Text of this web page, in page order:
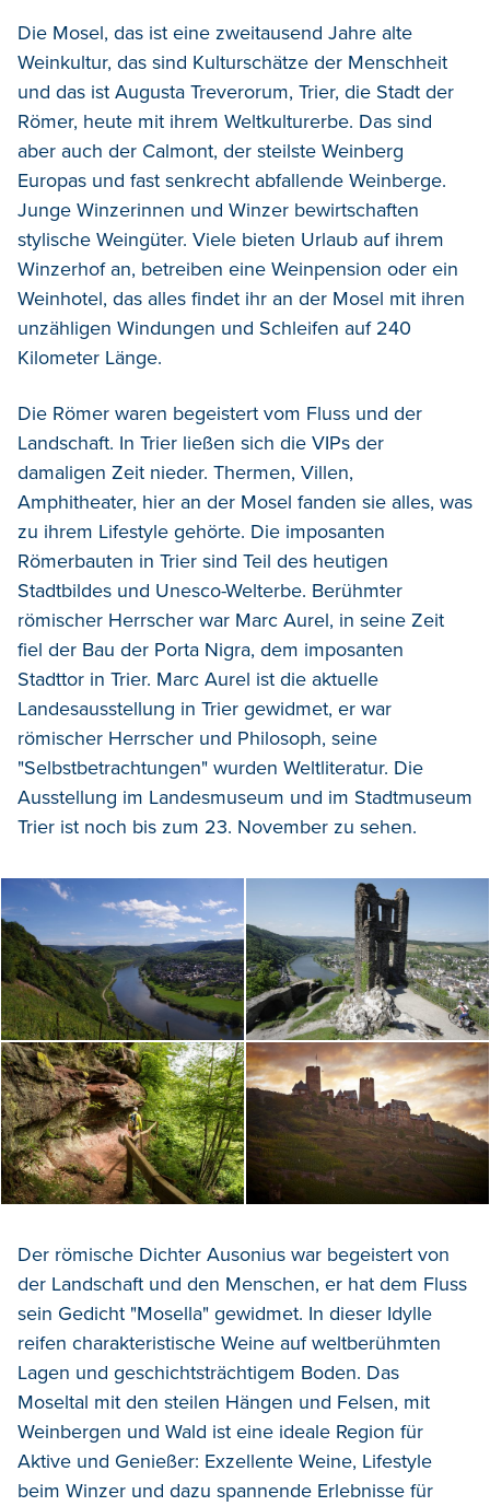
Die Mosel, das ist eine zweitausend Jahre alte
Weinkultur, das sind Kulturschätze der Menschheit
und das ist Augusta Treverorum, Trier, die Stadt der
Römer, heute mit ihrem Weltkulturerbe. Das sind
aber auch der Calmont, der steilste Weinberg
Europas und fast senkrecht abfallende Weinberge.
Junge Winzerinnen und Winzer bewirtschaften
stylische Weingüter. Viele bieten Urlaub auf ihrem
Winzerhof an, betreiben eine Weinpension oder ein
Weinhotel, das alles findet ihr an der Mosel mit ihren
unzähligen Windungen und Schleifen auf 240
Kilometer Länge.
Die Römer waren begeistert vom Fluss und der
Landschaft. In Trier ließen sich die VIPs der
damaligen Zeit nieder. Thermen, Villen,
Amphitheater, hier an der Mosel fanden sie alles, was
zu ihrem Lifestyle gehörte. Die imposanten
Römerbauten in Trier sind Teil des heutigen
Stadtbildes und Unesco-Welterbe. Berühmter
römischer Herrscher war Marc Aurel, in seine Zeit
fiel der Bau der Porta Nigra, dem imposanten
Stadttor in Trier. Marc Aurel ist die aktuelle
Landesausstellung in Trier gewidmet, er war
römischer Herrscher und Philosoph, seine
"Selbstbetrachtungen" wurden Weltliteratur. Die
Ausstellung im Landesmuseum und im Stadtmuseum
Trier ist noch bis zum 23. November zu sehen.
Der römische Dichter Ausonius war begeistert von
der Landschaft und den Menschen, er hat dem Fluss
sein Gedicht "Mosella" gewidmet. In dieser Idylle
reifen charakteristische Weine auf weltberühmten
Lagen und geschichtsträchtigem Boden. Das
Moseltal mit den steilen Hängen und Felsen, mit
Weinbergen und Wald ist eine ideale Region für
Aktive und Genießer: Exzellente Weine, Lifestyle
beim Winzer und dazu spannende Erlebnisse für